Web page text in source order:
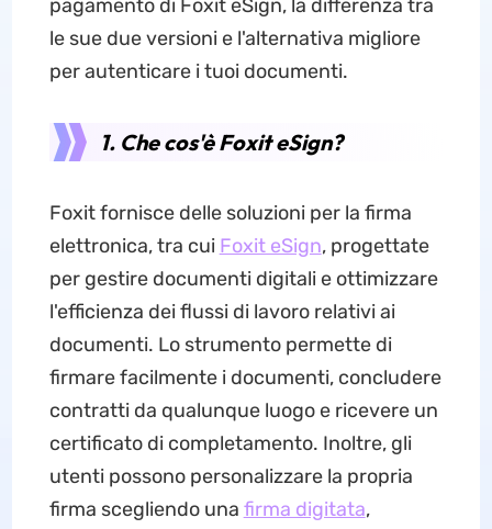
pagamento di Foxit eSign, la differenza tra
le sue due versioni e l'alternativa migliore
per autenticare i tuoi documenti.
1. Che cos'è Foxit eSign?
Foxit fornisce delle soluzioni per la firma
elettronica, tra cui Foxit eSign, progettate
per gestire documenti digitali e ottimizzare
l'efficienza dei flussi di lavoro relativi ai
documenti. Lo strumento permette di
firmare facilmente i documenti, concludere
contratti da qualunque luogo e ricevere un
certificato di completamento. Inoltre, gli
utenti possono personalizzare la propria
firma scegliendo una firma digitata,